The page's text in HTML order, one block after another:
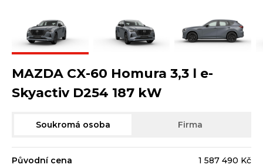
MAZDA CX-60 Homura 3,3 l e-
Skyactiv D254 187 kW
Soukromá osoba Firma
Původní cena
1 587 490 Kč